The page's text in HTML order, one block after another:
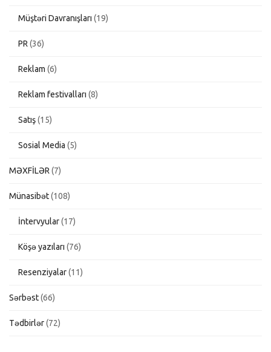
Müştəri Davranışları (19)
PR (36)
Reklam (6)
Reklam festivalları (8)
Satış(15)
Sosial Media (5)
MƏXFİLƏR (7)
Münasibət(108)
İntervyular(17)
Köşə yazıları (76)
Resenziyalar(11)
Sərbəst(66)
Tədbirlər(72)